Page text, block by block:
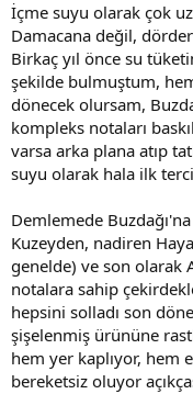
İçme suyu olarak çok
Damacana değil,
Birkaç yıl önce su
şekilde bulmuştum,
dönecek olursam,
kompleks notaları
varsa arka plana atıp
suyu olarak hala ilk
Demlemede
Kuzeyden, nadiren
genelde) ve son olarak
notalara sahip
hepsini solladı son
şişelenmiş ürününe
hem yer kaplıyor, hem
bereketsiz oluyor